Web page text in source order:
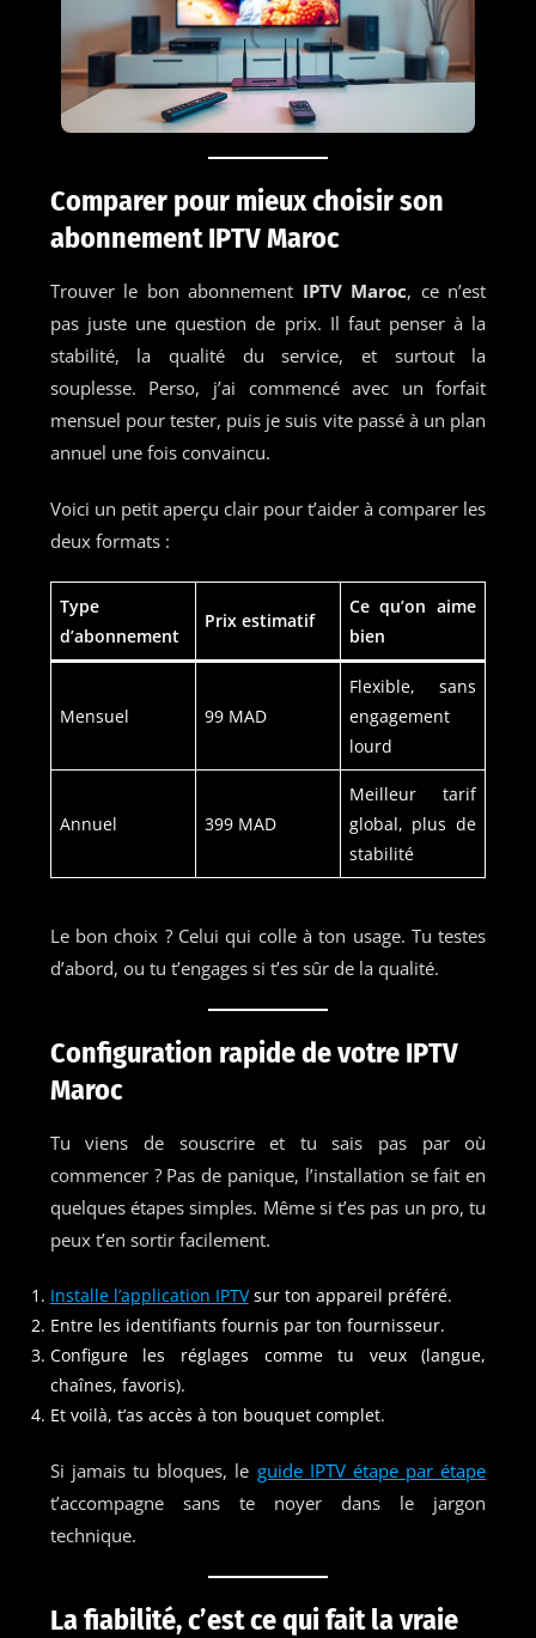
Comparer pour mieux choisir son
abonnement IPTV Maroc
Trouver le bon abonnement IPTV Maroc, ce n’est
pas juste une question de prix. Il faut penser à la
stabilité, la qualité du service, et surtout la
souplesse. Perso, j’ai commencé avec un forfait
mensuel pour tester, puis je suis vite passé à un plan
annuel une fois convaincu.
Voici un petit aperçu clair pour t’aider à comparer les
deux formats :
Type
d’abonnement
Prix estimatif
Ce qu’on aime
bien
Mensuel 99 MAD
Flexible, sans
engagement
lourd
Annuel 399 MAD
Meilleur tarif
global, plus de
stabilité
Le bon choix ? Celui qui colle à ton usage. Tu testes
d’abord, ou tu t’engages si t’es sûr de la qualité.
Configuration rapide de votre IPTV
Maroc
Tu viens de souscrire et tu sais pas par où
commencer ? Pas de panique, l’installation se fait en
quelques étapes simples. Même si t’es pas un pro, tu
peux t’en sortir facilement.
Installe l’application IPTVsur ton appareil préféré.
Entre les identifiants fournis par ton fournisseur.
Configure les réglages comme tu veux (langue,
chaînes, favoris).
Et voilà, t’as accès à ton bouquet complet.
Si jamais tu bloques, le guide IPTV étape par étape
t’accompagne sans te noyer dans le jargon
technique.
La fiabilité, c’est ce qui fait la vraie